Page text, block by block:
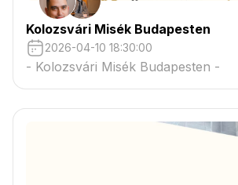
Kolozsvári Misék Budapesten
2026-04-10 18:30:00
- Kolozsvári Misék Budapesten -